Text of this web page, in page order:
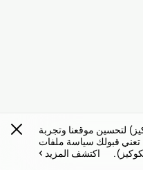
لتحسين موقعنا وتجربة
قبولك سياسة ملفات
اكتشف المزيد